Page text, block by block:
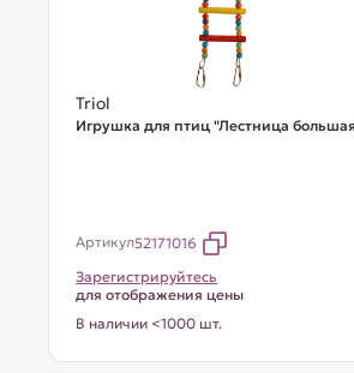
Triol
Игрушка для птиц "Лестница
Артикул52171016
Зарегистрируйтесь
для отображения цены
В наличии <1000 шт.